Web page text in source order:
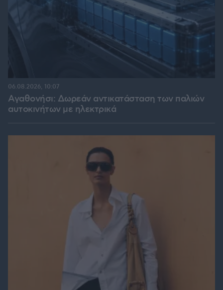
Αγαθονήσι: Δωρεάν αντικατάσταση των παλιών
αυτοκινήτων με ηλεκτρικά
06.08.2026, 10:07